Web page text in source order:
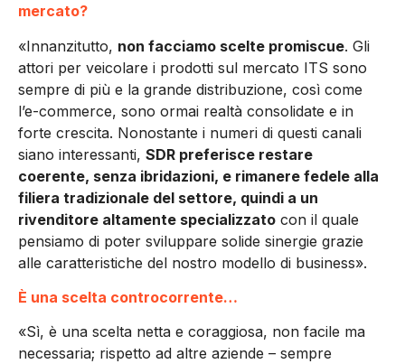
mercato?
«Innanzitutto, non facciamo scelte promiscue. Gli
attori per veicolare i prodotti sul mercato ITS sono
sempre di più e la grande distribuzione, così come
l’e-commerce, sono ormai realtà consolidate e in
forte crescita. Nonostante i numeri di questi canali
siano interessanti, SDR preferisce restare
coerente, senza ibridazioni, e rimanere fedele alla
filiera tradizionale del settore, quindi a un
rivenditore altamente specializzato con il quale
pensiamo di poter sviluppare solide sinergie grazie
alle caratteristiche del nostro modello di business».
È una scelta controcorrente…
«Sì, è una scelta netta e coraggiosa, non facile ma
necessaria; rispetto ad altre aziende – sempre